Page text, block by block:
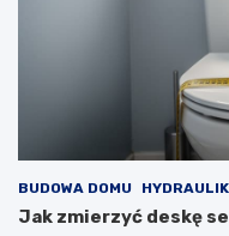
BUDOWA DOMU
Jak zmierzyć deskę